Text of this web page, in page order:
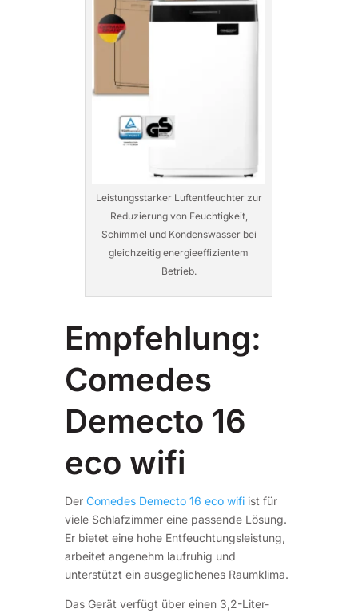
Leistungsstarker Luftentfeuchter zur
Reduzierung von Feuchtigkeit,
Schimmel und Kondenswasser bei
gleichzeitig energieeffizientem
Betrieb.
Empfehlung:
Comedes
Demecto 16
eco wifi
Der Comedes Demecto 16 eco wifiist für
viele Schlafzimmer eine passende Lösung.
Er bietet eine hohe Entfeuchtungsleistung,
arbeitet angenehm laufruhig und
unterstützt ein ausgeglichenes Raumklima.
Das Gerät verfügt über einen 3,2-Liter-